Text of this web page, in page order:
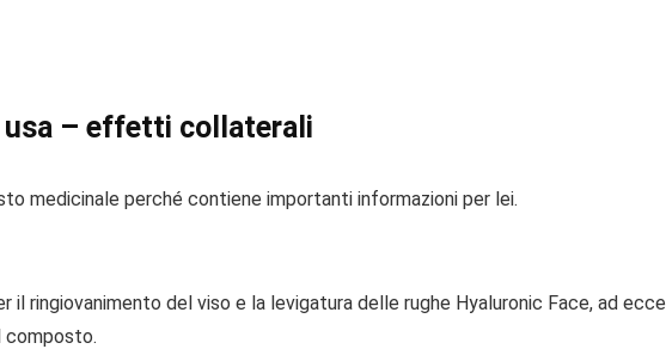
– effetti collaterali
medicinale perché contiene importanti informazioni per lei.
ringiovanimento del viso e la levigatura delle rughe Hyaluronic Face, ad
composto.